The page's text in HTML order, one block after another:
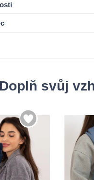
Doplň svůj